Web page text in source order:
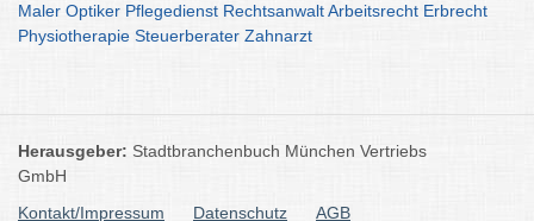
Maler Optiker Pflegedienst RechtsanwaltArbeitsrecht Erbrecht
Physiotherapie Steuerberater Zahnarzt
Herausgeber: Stadtbranchenbuch München Vertriebs
GmbH
Kontakt/Impressum
Datenschutz AGB